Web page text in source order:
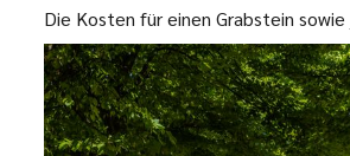
Die Kosten für einen Grabstein